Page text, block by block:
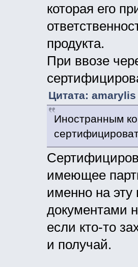
которая его
продукта.
При ввозе
Цитата:
Иностранным
имеющее
именно на
документами
если кто-то
и получай.